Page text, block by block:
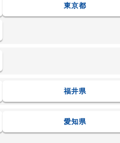
東京都
福井県
愛知県